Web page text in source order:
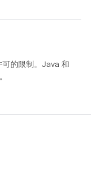
的限制。Java 和